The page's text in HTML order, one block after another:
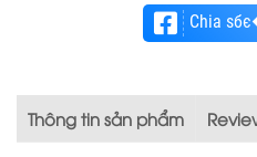
Chia
Thông tin sản phẩm